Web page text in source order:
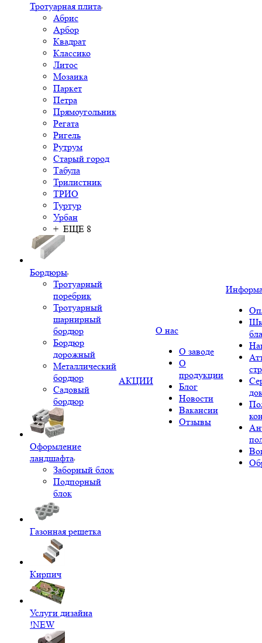
Тротуарная плита
Абрис
Арбор
Квадрат
Классико
Литос
Мозаика
Паркет
Петра
Прямоугольник
Регата
Ригель
Рутрум
Старый город
Табула
Трилистник
ТРИО
Туртур
Урбан
+ ЕЩЕ 8
Бордюры
Тротуарный
поребрик
Тротуарный
шарнирный
бордюр
Бордюр
дорожный
Металлический
бордюр
Садовый
бордюр
Оформление
ландшафта
Заборный блок
Подпорный
блок
Газонная решетка
Кирпич
Услуги дизайна
!NEW
АКЦИИ
О нас
О заводе
О
продукции
Блог
Новости
Вакансии
Отзывы